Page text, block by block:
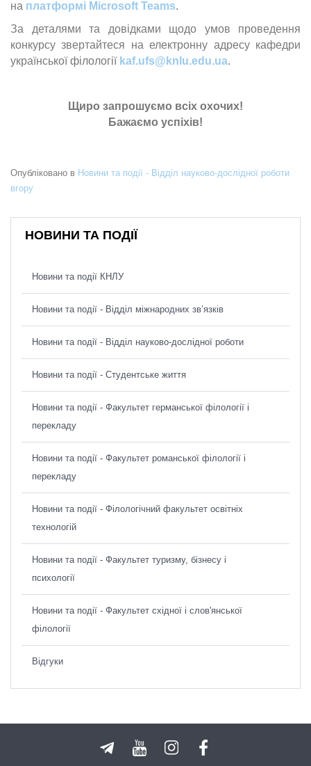
на платформі Microsoft Teams.
За деталями та довідками щодо умов проведення
конкурсу звертайтеся на електронну адресу кафедри
української філології kaf.ufs@knlu.edu.ua.
Щиро запрошуємо всіх охочих!
Бажаємо успіхів!
Опубліковано в Новини та події - Відділ науково-дослідної роботи
вгору
НОВИНИ ТА ПОДІЇ
Новини та події КНЛУ
Новини та події - Відділ міжнародних зв’язків
Новини та події - Відділ науково-дослідної роботи
Новини та події - Студентське життя
Новини та події - Факультет германської філології і
перекладу
Новини та події - Факультет романської філології і
перекладу
Новини та події - Філологічний факультет освітніх
технологій
Новини та події - Факультет туризму, бізнесу і
психології
Новини та події - Факультет східної і слов'янської
філології
Відгуки